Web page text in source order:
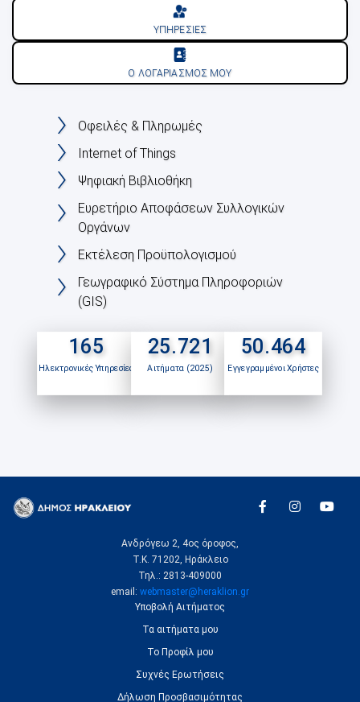
ΥΠΗΡΕΣΙΕΣ
Ο ΛΟΓΑΡΙΑΣΜΟΣ ΜΟΥ
Οφειλές & Πληρωμές
Internet of Things
Ψηφιακή Βιβλιοθήκη
Ευρετήριο Αποφάσεων Συλλογικών
Οργάνων
Εκτέλεση Προϋπολογισμού
Γεωγραφικό Σύστημα Πληροφοριών
(GIS)
165
Ηλεκτρονικές Υπηρεσίες
25.721
Αιτήματα (2025)
50.464
Εγγεγραμμένοι Χρήστες
Ανδρόγεω 2, 4ος όροφος,
Τ.Κ. 71202, Ηράκλειο
Τηλ.: 2813-409000
email: webmaster@heraklion.gr
Υποβολή Αιτήματος
Τα αιτήματα μου
Το Προφίλ μου
Συχνές Ερωτήσεις
Δήλωση Προσβασιμότητας